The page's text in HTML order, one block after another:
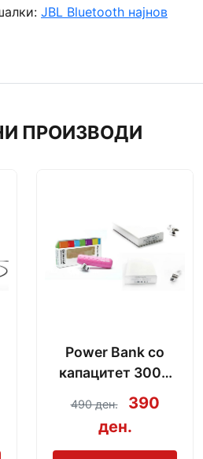
JBL Bluetooth најнов
ПРОИЗВОДИ
Power Bank со
капацитет 3000
mAh + кабел за
полнење
490 ден.
390
ден.